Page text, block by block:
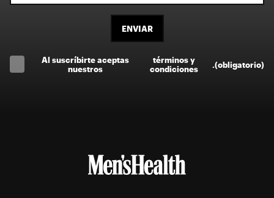
ENVIAR
Al suscríbirte aceptas
nuestros
términos y
condiciones
(obligatorio)